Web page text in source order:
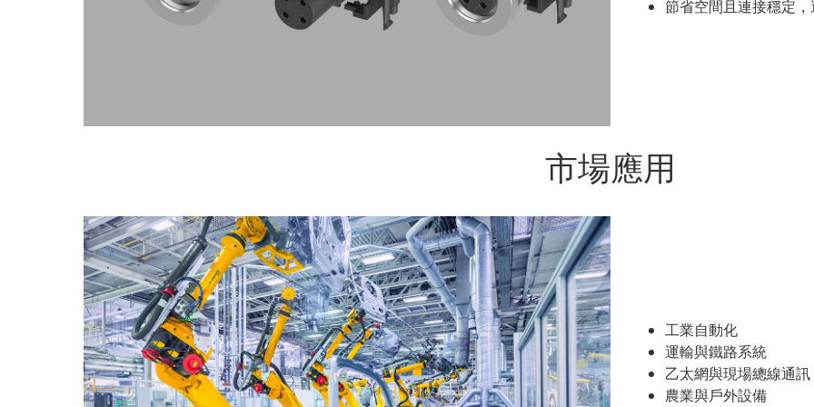
節省空間且連接穩定
市場應用
工業自動化
運輸與鐵路系統
乙太網與現場總線通訊
農業與戶外設備